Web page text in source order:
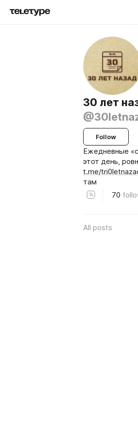
30 лет
Follow
Ежедневные
этот день,
t.me/
там
70
All posts